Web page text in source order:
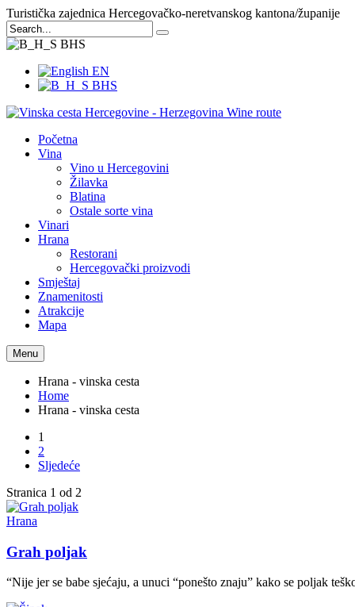
Turistička zajednica Hercegovačko-neretvanskog kantona/županije
BHS
EN
BHS
Početna
Vina
Vino u Hercegovini
Žilavka
Blatina
Ostale sorte vina
Vinari
Hrana
Restorani
Hercegovački proizvodi
Smještaj
Znamenitosti
Atrakcije
Mapa
Menu
Hrana - vinska cesta
Home
Hrana - vinska cesta
1
2
Sljedeće
Stranica 1 od 2
Hrana
Grah poljak
“Nije jer se babe sjećaju, a unuci “ponešto znaju” kako se poljak